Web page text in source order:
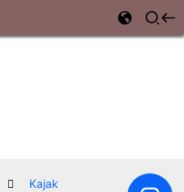
Kajak